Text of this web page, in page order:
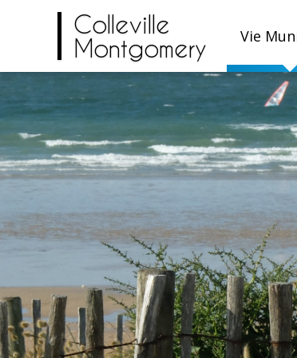
Colleville
Montgomery
Vie